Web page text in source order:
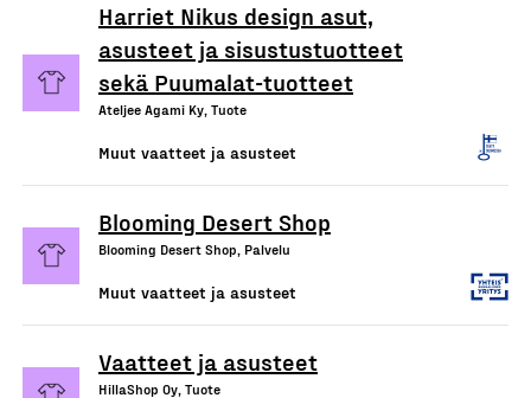
Harriet Nikus design asut,
asusteet ja sisustustuotteet
sekä Puumalat-tuotteet
Ateljee Agami Ky, Tuote
Muut vaatteet ja asusteet
Blooming Desert Shop
Blooming Desert Shop, Palvelu
Muut vaatteet ja asusteet
Vaatteet ja asusteet
HillaShop Oy, Tuote